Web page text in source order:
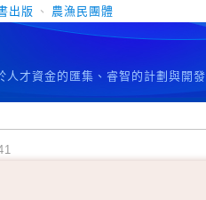
出版 、 農漁民團體
人才資金的匯集、睿智的計劃與開